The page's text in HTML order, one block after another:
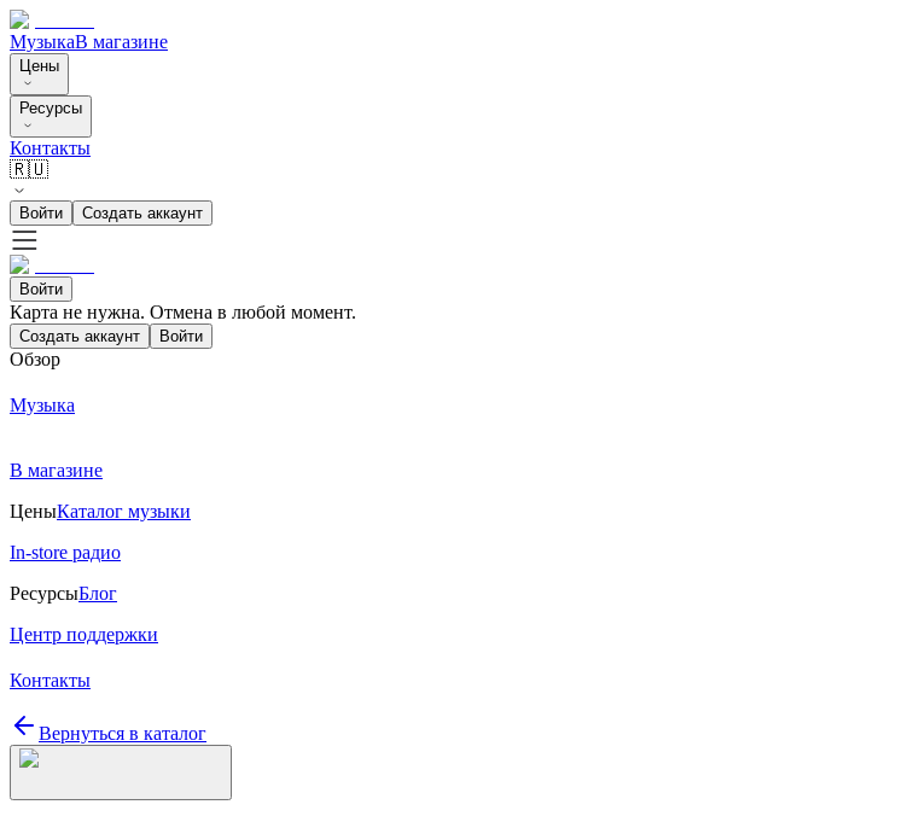
МузыкаВ магазине
Цены
Ресурсы
Контакты
🇷🇺
Войти Создать аккаунт
Войти
Карта не нужна. Отмена в любой момент.
Создать аккаунт Войти
Обзор
Музыка
В магазине
ЦеныКаталог музыки
In-store радио
РесурсыБлог
Центр поддержки
Контакты
Вернуться в каталог